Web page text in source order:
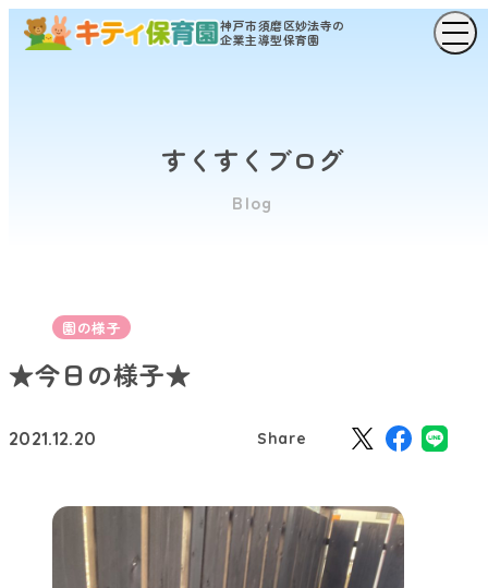
神戸市須磨区妙法寺の
企業主導型保育園
すくすくブログ
Blog
園の様子
★今日の様子★
2021.12.20 Share